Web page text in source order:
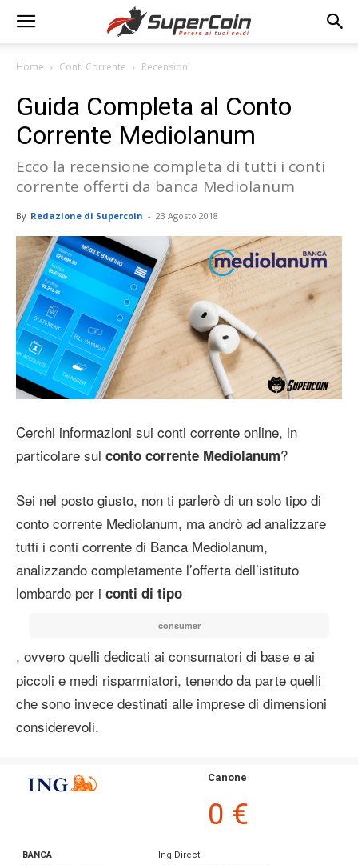
Home Conti Corrente Recensioni
Guida Completa al Conto
Corrente Mediolanum
Ecco la recensione completa di tutti i conti
corrente offerti da banca Mediolanum
By Redazione di Supercoin - 23 Agosto 2018
Cerchi informazioni sui conti corrente online, in
particolare sul conto corrente Mediolanum?
Sei nel posto giusto, non ti parlerò di un solo tipo di
conto corrente Mediolanum, ma andrò ad analizzare
tutti i conti corrente di Banca Mediolanum,
analizzando completamente l’offerta dell’istituto
lombardo per i conti di tipo
consumer
, ovvero quelli dedicati ai consumatori di base e ai
piccoli e medi risparmiatori, tenendo da parte quelli
che sono invece destinati alle imprese di dimensioni
considerevoli.
BANCA
Ing Direct
Canone
0 €